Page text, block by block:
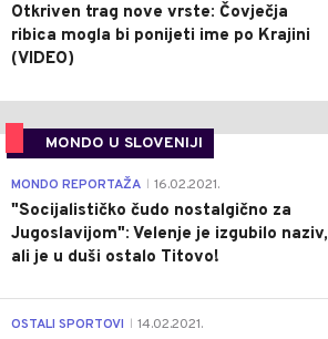
Otkriven trag nove vrste: Čovječja
ribica mogla bi ponijeti ime po Krajini
(VIDEO)
MONDO U SLOVENIJI
MONDO REPORTAŽA 16.02.2021.
"Socijalističko čudo nostalgično za
Jugoslavijom": Velenje je izgubilo naziv,
ali je u duši ostalo Titovo!
OSTALI SPORTOVI 14.02.2021.